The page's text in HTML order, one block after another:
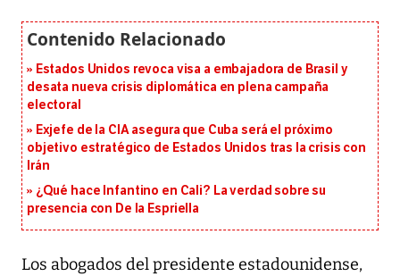
Estados Unidos revoca visa a embajadora de Brasil y
desata nueva crisis diplomática en plena campaña
electoral
Exjefe de la CIA asegura que Cuba será el próximo
objetivo estratégico de Estados Unidos tras la crisis con
Irán
¿Qué hace Infantino en Cali? La verdad sobre su
presencia con De la Espriella
Los abogados del presidente estadounidense,